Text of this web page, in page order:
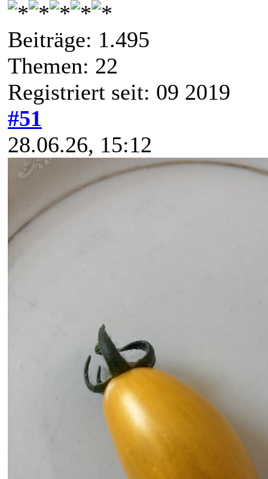
Beiträge: 1.495
Themen: 22
Registriert seit: 09 2019
#51
28.06.26, 15:12